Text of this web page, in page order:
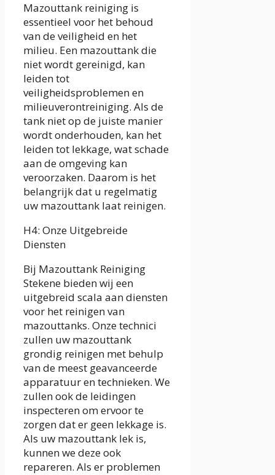
Mazouttank reiniging is
essentieel voor het behoud
van de veiligheid en het
milieu. Een mazouttank die
niet wordt gereinigd, kan
leiden tot
veiligheidsproblemen en
milieuverontreiniging. Als de
tank niet op de juiste manier
wordt onderhouden, kan het
leiden tot lekkage, wat schade
aan de omgeving kan
veroorzaken. Daarom is het
belangrijk dat u regelmatig
uw mazouttank laat reinigen.
H4: Onze Uitgebreide
Diensten
Bij Mazouttank Reiniging
Stekene bieden wij een
uitgebreid scala aan diensten
voor het reinigen van
mazouttanks. Onze technici
zullen uw mazouttank
grondig reinigen met behulp
van de meest geavanceerde
apparatuur en technieken. We
zullen ook de leidingen
inspecteren om ervoor te
zorgen dat er geen lekkage is.
Als uw mazouttank lek is,
kunnen we deze ook
repareren. Als er problemen